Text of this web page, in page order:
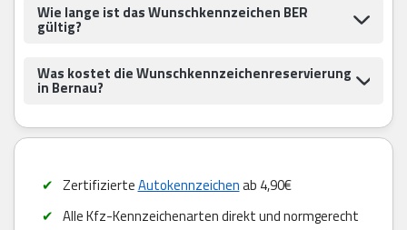
Wie lange ist das Wunschkennzeichen BER
gültig?
Was kostet die Wunschkennzeichenreservierung
in Bernau?
ZertifizierteAutokennzeichenab 4,90€
Alle Kfz-Kennzeichenarten direkt und normgerecht